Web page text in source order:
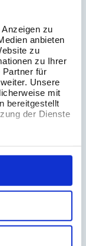
zu
anbieten
zu
zu Ihrer
Partner für
Unsere
mit
bereitgestellt
der Dienste
Support